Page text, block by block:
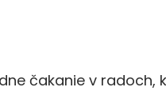
čakanie v radoch,